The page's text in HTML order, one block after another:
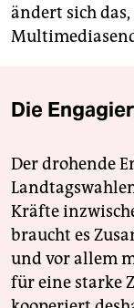
ändert sich
Die
Der drohende
Kräfte
braucht es
und vor allem
für eine starke